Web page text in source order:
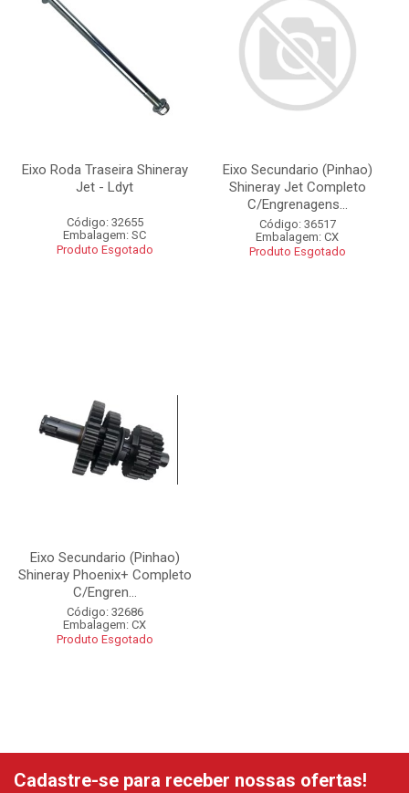
Eixo Roda Traseira Shineray
Jet - Ldyt
Código: 32655
Embalagem: SC
Produto Esgotado
Eixo Secundario (Pinhao)
Shineray Jet Completo
C/Engrenagens...
Código: 36517
Embalagem: CX
Produto Esgotado
Eixo Secundario (Pinhao)
Shineray Phoenix+ Completo
C/Engren...
Código: 32686
Embalagem: CX
Produto Esgotado
Cadastre-se para receber nossas ofertas!